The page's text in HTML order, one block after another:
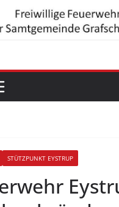
STÜTZPUNKT EYSTRUP